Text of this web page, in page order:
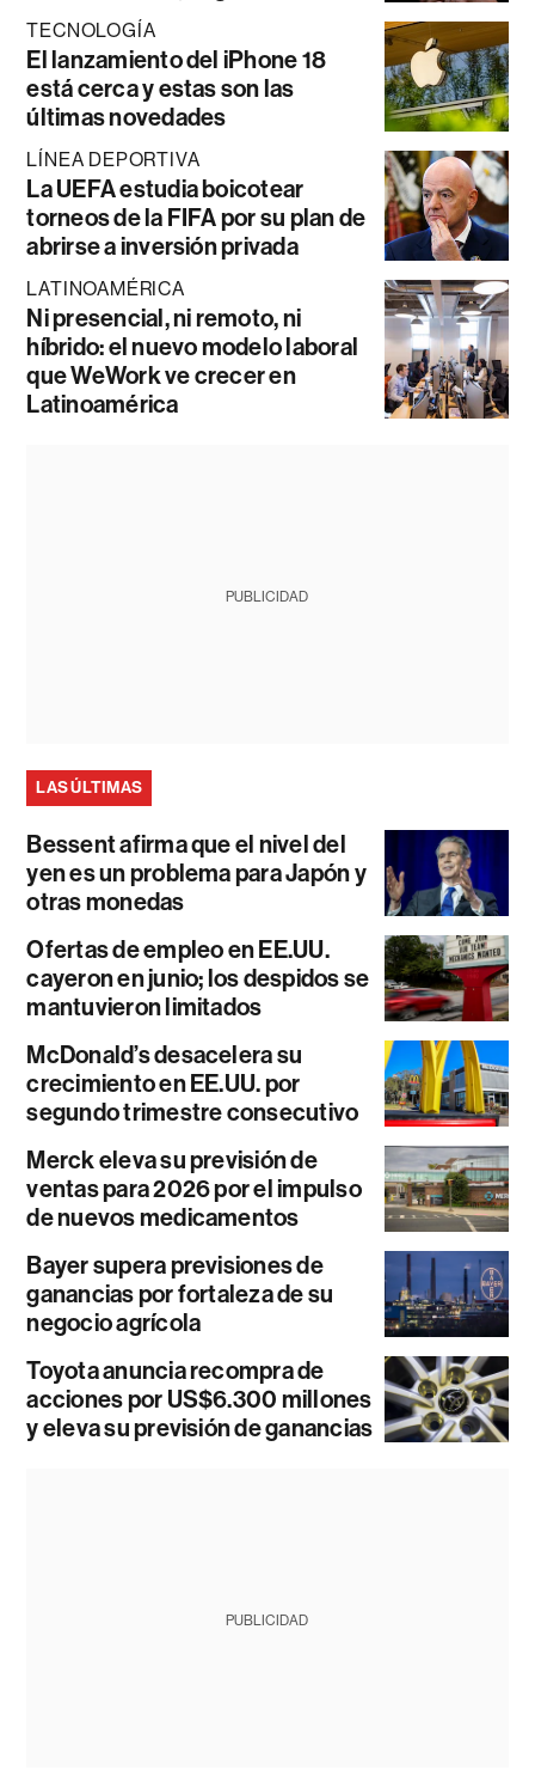
TECNOLOGÍA
El lanzamiento del iPhone 18
está cerca y estas son las
últimas novedades
LÍNEA DEPORTIVA
La UEFA estudia boicotear
torneos de la FIFA por su plan de
abrirse a inversión privada
LATINOAMÉRICA
Ni presencial, ni remoto, ni
híbrido: el nuevo modelo laboral
que WeWork ve crecer en
Latinoamérica
PUBLICIDAD
LAS ÚLTIMAS
Bessent afirma que el nivel del
yen es un problema para Japón y
otras monedas
Ofertas de empleo en EE.UU.
cayeron en junio; los despidos se
mantuvieron limitados
McDonald’s desacelera su
crecimiento en EE.UU. por
segundo trimestre consecutivo
Merck eleva su previsión de
ventas para 2026 por el impulso
de nuevos medicamentos
Bayer supera previsiones de
ganancias por fortaleza de su
negocio agrícola
Toyota anuncia recompra de
acciones por US$6.300 millones
y eleva su previsión de ganancias
PUBLICIDAD